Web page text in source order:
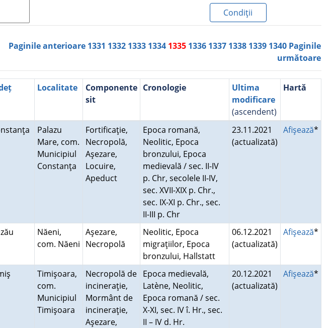
Condiţii
Paginile anterioare 1331 1332 1333 1334 1335 1336 1337 1338 1339 1340 Paginile
următoare
Localitate
Componente
sit
Cronologie
Ultima
modificare
(ascendent)
Hartă
Palazu
Mare, com.
Municipiul
Constanţa
Fortificaţie,
Necropolă,
Aşezare,
Locuire,
Apeduct
Epoca romană,
Neolitic, Epoca
bronzului, Epoca
medievală / sec. II-IV
p. Chr, secolele II-IV,
sec. XVII-XIX p. Chr.,
sec. IX-XI p. Chr., sec.
II-III p. Chr
23.11.2021
(actualizată)
Afişează*
Năeni,
com. Năeni
Aşezare,
Necropolă
Neolitic, Epoca
migraţiilor, Epoca
bronzului, Hallstatt
06.12.2021
(actualizată)
Afişează*
Timişoara,
com.
Municipiul
Timişoara
Necropolă de
incineraţie,
Mormânt de
incineraţie,
Aşezare,
Epoca medievală,
Latène, Neolitic,
Epoca romană / sec.
X-XI, sec. IV î. Hr., sec.
II – IV d. Hr.
20.12.2021
(actualizată)
Afişează*